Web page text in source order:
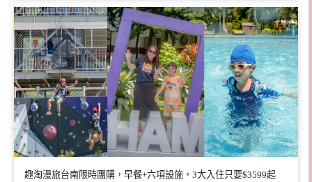
趣淘漫旅台南限時團購，早餐+六項設施，3大入住只要$3599起